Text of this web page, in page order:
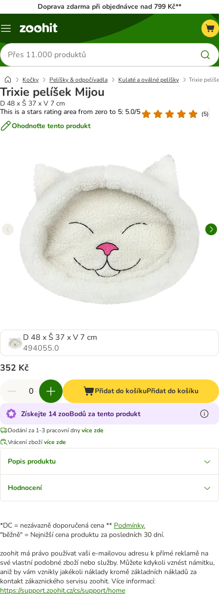
Doprava zdarma při objednávce nad 799 Kč**
Menu
Hledat
produkty
Kočky Pelíšky & odpočívadla Kulaté a oválné pelíšky Trixie
Trixie pelíšek Mijou
D 48 x Š 37 x V 7 cm
This is a stars rating area from zero to 5: 5.0/5
(5)
Ohodnoťte tento produkt
D 48 x Š 37 x V 7 cm
494055.0
352 Kč
Přidat do košíkuPřidat do košíku
Získejte 14 zooBodů za tento produkt
Dodání za 1-3 pracovní dnyvíce zde
Vrácení zbožívíce zde
Popis produktu
Hodnocení
*DC = nezávazně doporučená cena ** Podmínky.
"běžně" = Nejnižší cena produktu za posledních 30 dní.
zoohit má právo používat vaši e-mailovou adresu k přímé reklamě na
své vlastní podobné zboží nebo služby. Můžete kdykoli vznést námitku,
aniž by vám vznikly jakékoli náklady kromě základních nákladů za
kontakt zákaznického servisu zoohit. Více informací:
https://support.zoohit.cz/cs/support/home